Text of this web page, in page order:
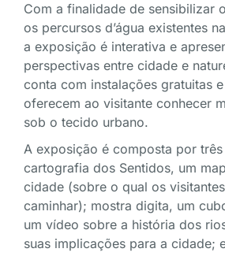
Com a finalidade de sensibilizar
os percursos d’água existentes
a exposição é interativa e
perspectivas entre cidade e
conta com instalações gratuitas
oferecem ao visitante conhecer
sob o tecido urbano.
A exposição é composta por
cartografia dos Sentidos, um
cidade (sobre o qual os
caminhar); mostra digita, um
um vídeo sobre a história dos
suas implicações para a cidade;